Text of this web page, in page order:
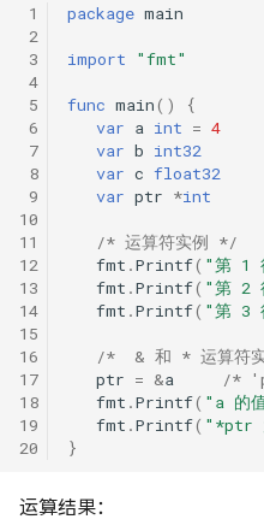
1
2
3
4
5
6
7
8
9
10
11
12
13
14
15
16
17
18
19
20
package main
import "fmt"
func main()
{
var a int = 4
var b int32
var c float32
var ptr *int
/* 运算符实例 */
fmt .Printf( "第 1
fmt .Printf( "第 2
fmt .Printf( "第 3
/*  & 和 * 运算符
ptr = &a
/*
fmt .Printf( "a 的
fmt .Printf( "*ptr
}
运算结果：